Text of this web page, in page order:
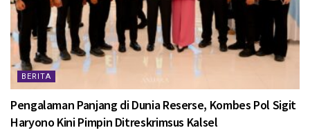
BERITA
Pengalaman Panjang di Dunia Reserse, Kombes Pol Sigit
Haryono Kini Pimpin Ditreskrimsus Kalsel